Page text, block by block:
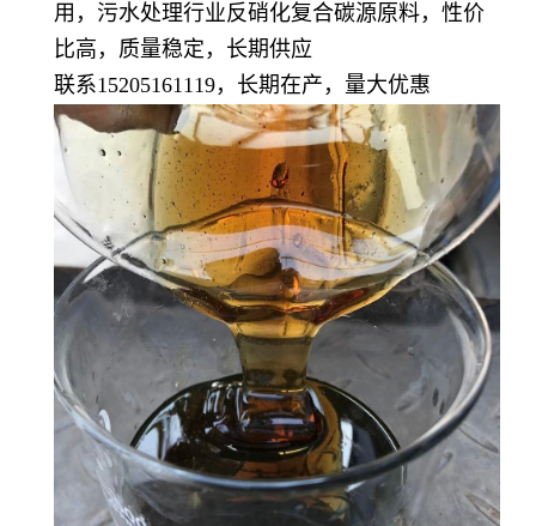
用，污水处理行业反硝化复合碳源原料，性价
比高，质量稳定，长期供应
联系15205161119，长期在产，量大优惠